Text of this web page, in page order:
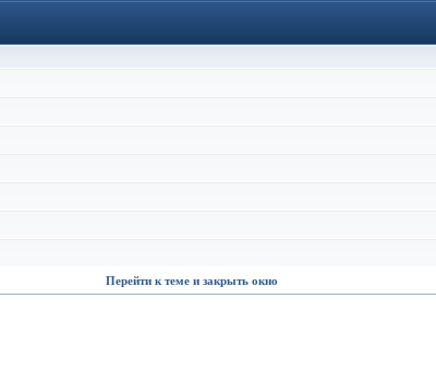
Перейти к теме и закрыть окно